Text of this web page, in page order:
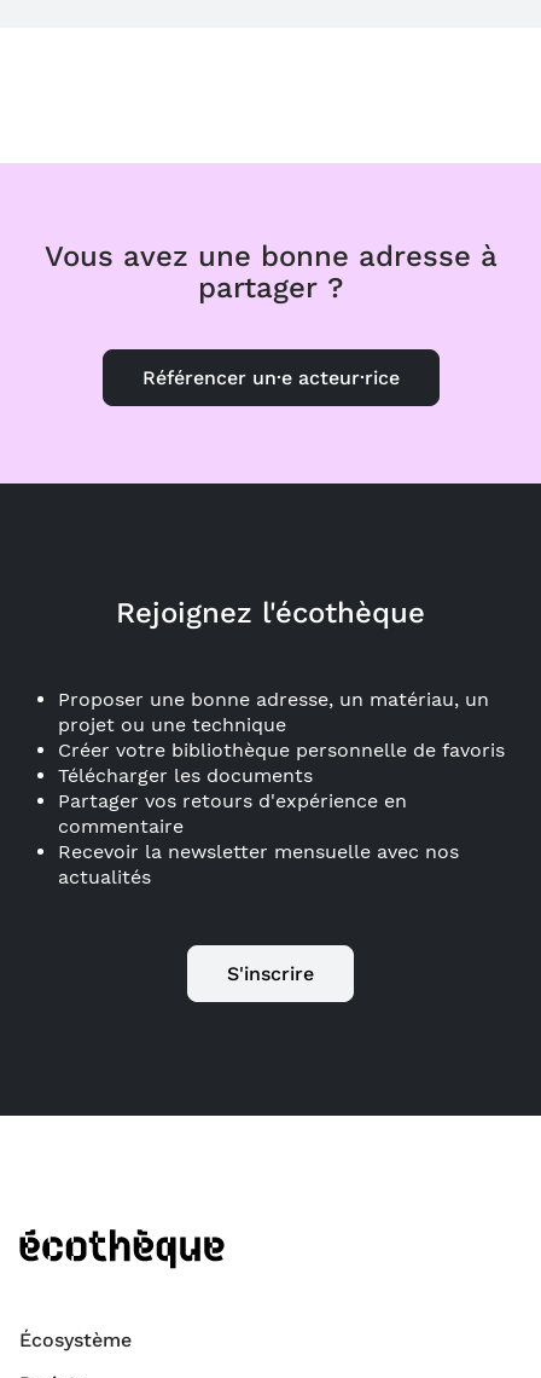
Vous avez une bonne adresse à
partager ?
Référencer un·e acteur·rice
Rejoignez l'écothèque
Proposer une bonne adresse, un matériau, un
projet ou une technique
Créer votre bibliothèque personnelle de favoris
Télécharger les documents
Partager vos retours d'expérience en
commentaire
Recevoir la newsletter mensuelle avec nos
actualités
S'inscrire
Écosystème